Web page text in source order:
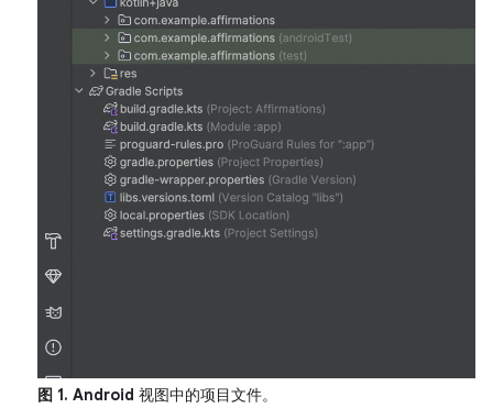
图 1. Android 视图中的项目文件。